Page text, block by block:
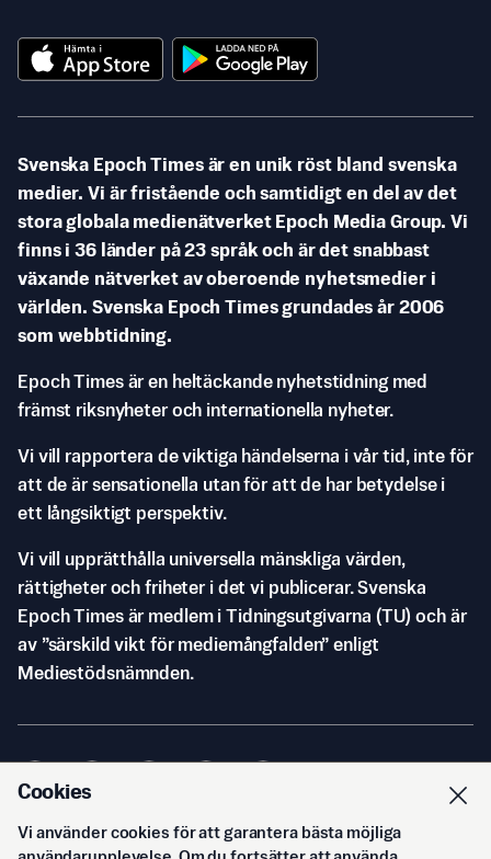
Svenska Epoch Times är en unik röst bland svenska
medier. Vi är fristående och samtidigt en del av det
stora globala medienätverket Epoch Media Group. Vi
finns i 36 länder på 23 språk och är det snabbast
växande nätverket av oberoende nyhetsmedier i
världen. Svenska Epoch Times grundades år 2006
som webbtidning.
Epoch Times är en heltäckande nyhetstidning med
främst riksnyheter och internationella nyheter.
Vi vill rapportera de viktiga händelserna i vår tid, inte för
att de är sensationella utan för att de har betydelse i
ett långsiktigt perspektiv.
Vi vill upprätthålla universella mänskliga värden,
rättigheter och friheter i det vi publicerar. Svenska
Epoch Times är medlem i Tidningsutgivarna (TU) och är
av ”särskild vikt för mediemångfalden” enligt
Mediestödsnämnden.
© Svenska Epoch Times AB2026
Cookies
Vi använder cookies för att garantera bästa möjliga